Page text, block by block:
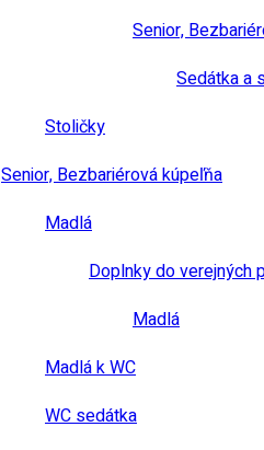
Senior,
Sedátka a
Stoličky
Senior, Bezbariérová kúpeľňa
Madlá
Doplnky do verejných
Madlá
Madlá k WC
WC sedátka